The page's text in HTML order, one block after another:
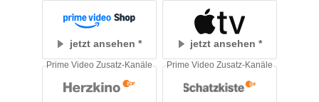
jetzt ansehen jetzt ansehen
Prime Video Zusatz-Kanäle Prime Video Zusatz-Kanäle